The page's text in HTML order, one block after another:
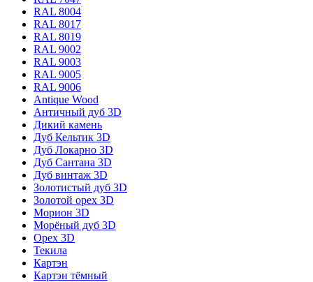
RAL 8004
RAL 8017
RAL 8019
RAL 9002
RAL 9003
RAL 9005
RAL 9006
Antique Wood
Античный дуб 3D
Дикий камень
Дуб Кельтик 3D
Дуб Локарно 3D
Дуб Сантана 3D
Дуб винтаж 3D
Золотистый дуб 3D
Золотой орех 3D
Морион 3D
Морёный дуб 3D
Орех 3D
Текила
Картэн
Картэн тёмный